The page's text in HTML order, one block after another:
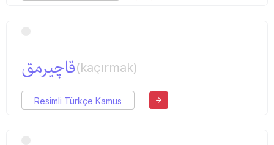
قاچیرمق(kaçırmak)
Resimli Türkçe Kamus